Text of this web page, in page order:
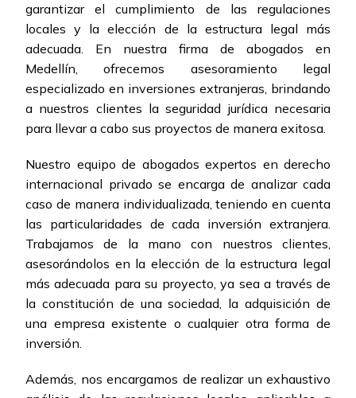
garantizar el cumplimiento de las regulaciones
locales y la elección de la estructura legal más
adecuada. En nuestra firma de abogados en
Medellín, ofrecemos asesoramiento legal
especializado en inversiones extranjeras, brindando
a nuestros clientes la seguridad jurídica necesaria
para llevar a cabo sus proyectos de manera exitosa.
Nuestro equipo de abogados expertos en derecho
internacional privado se encarga de analizar cada
caso de manera individualizada, teniendo en cuenta
las particularidades de cada inversión extranjera.
Trabajamos de la mano con nuestros clientes,
asesorándolos en la elección de la estructura legal
más adecuada para su proyecto, ya sea a través de
la constitución de una sociedad, la adquisición de
una empresa existente o cualquier otra forma de
inversión.
Además, nos encargamos de realizar un exhaustivo